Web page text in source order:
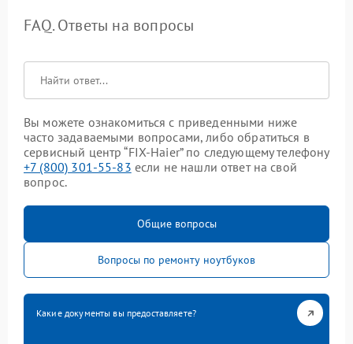
FAQ. Ответы на вопросы
Вы можете ознакомиться с приведенными ниже
часто задаваемыми вопросами, либо обратиться в
сервисный центр “FIX-Haier” по следующему телефону
+7 (800) 301-55-83 если не нашли ответ на свой
вопрос.
Общие вопросы
Вопросы по ремонту ноутбуков
Какие документы вы предоставляете?